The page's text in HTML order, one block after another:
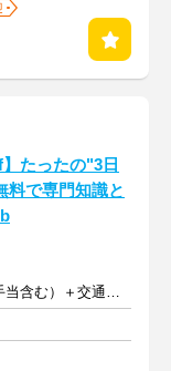
たったの"3日
料で専門知識と
時給1831～1895円（深夜手当含む）＋交通費支給